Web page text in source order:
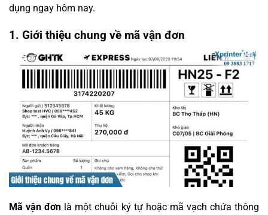
dụng ngay hôm nay.
1. Giới thiệu chung về mã vận đơn
Mã vận đơn là một chuỗi ký tự hoặc mã vạch chứa thông